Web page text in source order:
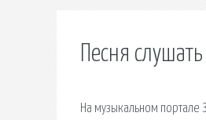
Песня
На музыкальном портале